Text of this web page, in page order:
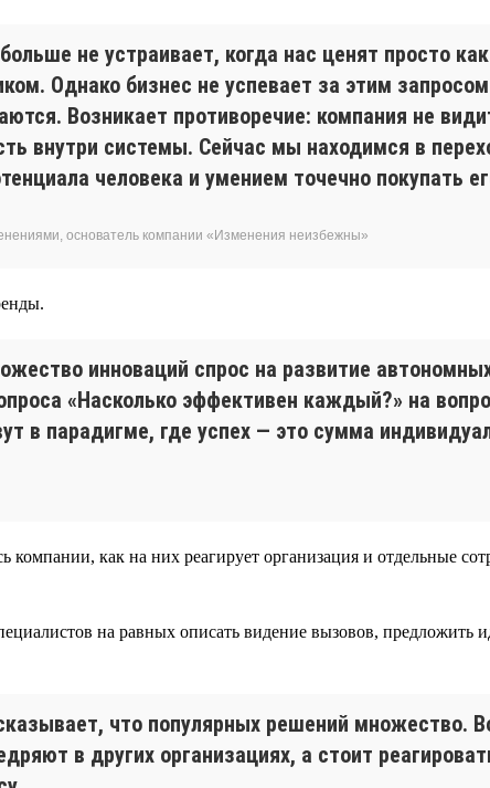
не устраивает, когда нас ценят просто
Однако бизнес не успевает за этим
Возникает противоречие: компания не
внутри системы. Сейчас мы находимся в
человека и умением точечно покупать
основатель компании «Изменения неизбежны»
инноваций спрос на развитие
«Насколько эффективен каждый?» на
в парадигме, где успех — это сумма
как на них реагирует организация и отдельные
на равных описать видение вызовов, предложить
что популярных решений множество.
в других организациях, а стоит